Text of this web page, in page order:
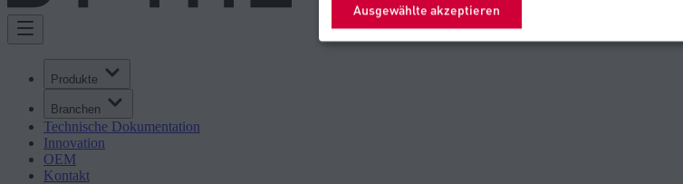
Produkte
Branchen
Technische Dokumentation
Innovation
OEM
Kontakt
Ausgewählte akzeptieren